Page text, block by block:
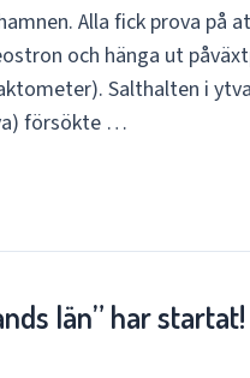
Alla fick prova på
och hänga ut
Salthalten i
försökte …
län” har startat!